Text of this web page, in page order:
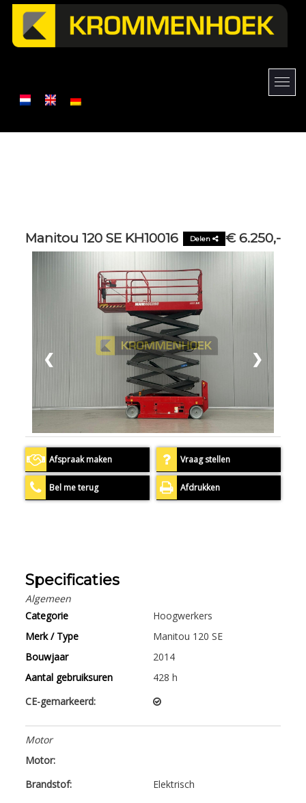
Manitou 120 SE KH10016 € 6.250,-
Delen
❮ ❯
Afspraak maken Vraag stellen
Bel me terug Afdrukken
Specificaties
Algemeen
Categorie
Hoogwerkers
Merk / Type
Manitou 120 SE
Bouwjaar
2014
Aantal gebruiksuren
428 h
CE-gemarkeerd:
Motor
Motor:
Brandstof:
Elektrisch